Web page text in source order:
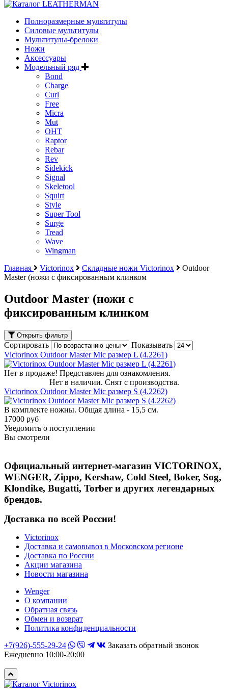
Полноразмерные мультитулы
Силовые мультитулы
Мультитулы-брелоки
Ножи
Аксессуары
Модельный ряд
Bond
Charge
Curl
Free
Micra
Mut
OHT
Raptor
Rebar
Rev
Sidekick
Signal
Skeletool
Squirt
Style
Super Tool
Surge
Tread
Wave
Wingman
Главная
Victorinox Складные ножи Victorinox
Outdoor
Master (ножи с фиксированным клинком
Outdoor Master (ножи с
фиксированным клинком
Открыть фильтр
Сортировать
Показывать
Victorinox Outdoor Master Mic размер L (4.2261)
Нет в продаже! Представлен для ознакомления.
Нет в наличии. Снят с производства.
Victorinox Outdoor Master Mic размер S (4.2262)
В комплекте ножны. Общая длина - 15,5 см.
17000 руб
Уведомить о поступлении
Вы смотрели
Официальный интернет-магазин VICTORINOX,
WENGER, Zippo, Kershaw, Cold Steel, Boker, Sog,
Klondike, Bugatti, Torber и других легендарных
брендов.
Доставка по всей России!
Victorinox
Доставка и самовывоз в Московском регионе
Доставка по России
Акции магазина
Новости магазина
Wenger
О компании
Обратная связь
Обмен и возврат
Политика конфиденциальности
+7(926)-555-29-24
Заказать обратный звонок
Ежедневно 10:00-20:00